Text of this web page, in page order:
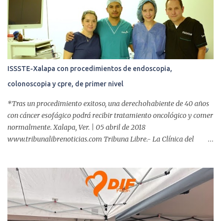
s
ISSSTE-Xalapa con procedimientos de endoscopia,
colonoscopia y cpre, de primer nivel
*Tras un procedimiento exitoso, una derechohabiente de 40 años
con cáncer esofágico podrá recibir tratamiento oncológico y comer
normalmente. Xalapa, Ver. | 05 abril de 2018
www.tribunalibrenoticias.com Tribuna Libre.- La Clínica del
incluyen endoscopia, colonoscopia y colangiopancreatografía
retrógrada endoscópica (CPRE), con equipo de alta tecnología de
videoendoscopia gástrica y con especialistas certificados. Además
se cuenta con endoscopios de última tecnología que permiten